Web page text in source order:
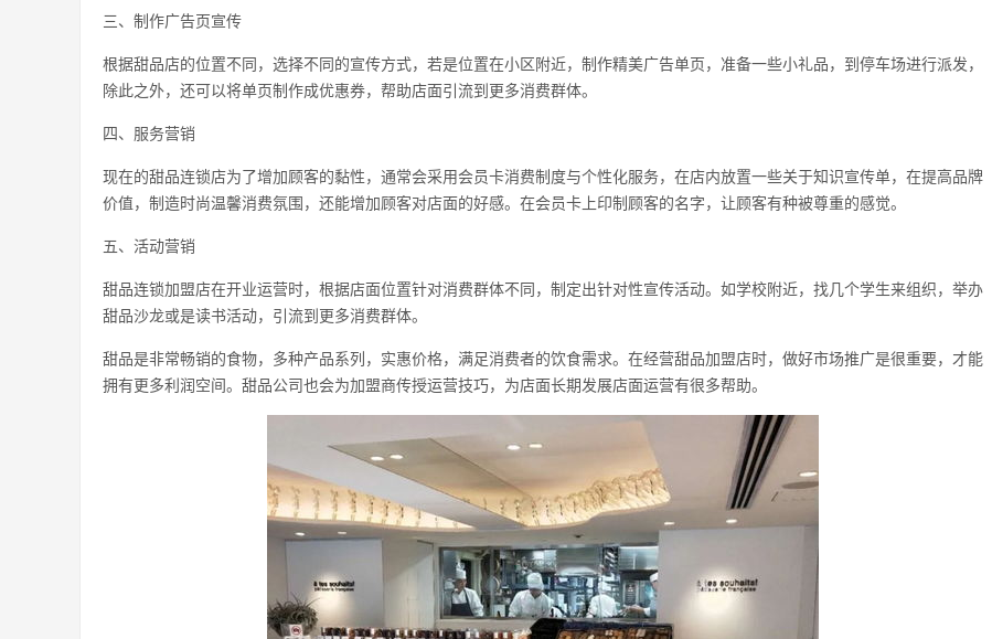
三、制作广告页宣传
根据甜品店的位置不同，选择不同的宣传方式，若是位置在小区附近，制作精美广告单页，准备一些小礼品，到停车场进行派发，
除此之外，还可以将单页制作成优惠券，帮助店面引流到更多消费群体。
四、服务营销
现在的甜品连锁店为了增加顾客的黏性，通常会采用会员卡消费制度与个性化服务，在店内放置一些关于知识宣传单，在提高品牌
价值，制造时尚温馨消费氛围，还能增加顾客对店面的好感。在会员卡上印制顾客的名字，让顾客有种被尊重的感觉。
五、活动营销
甜品连锁加盟店在开业运营时，根据店面位置针对消费群体不同，制定出针对性宣传活动。如学校附近，找几个学生来组织，举办
甜品沙龙或是读书活动，引流到更多消费群体。
甜品是非常畅销的食物，多种产品系列，实惠价格，满足消费者的饮食需求。在经营甜品加盟店时，做好市场推广是很重要，才能
拥有更多利润空间。甜品公司也会为加盟商传授运营技巧，为店面长期发展店面运营有很多帮助。